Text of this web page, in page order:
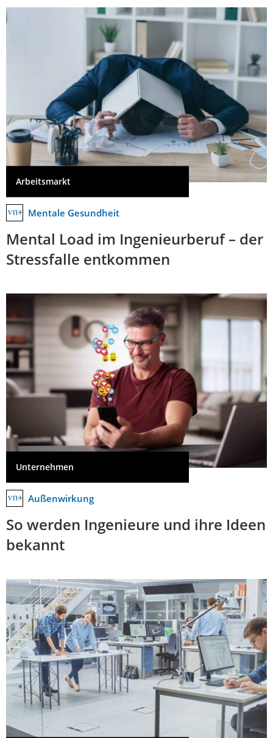
Arbeitsmarkt
Mentale Gesundheit
Mental Load im Ingenieurberuf – der
Stressfalle entkommen
Unternehmen
Außenwirkung
So werden Ingenieure und ihre Ideen
bekannt